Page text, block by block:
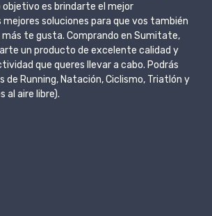
es brindarte el mejor
soluciones para que vos también
más te gusta. Comprando en Sumitate,
un producto de excelente calidad y
que queres llevar a cabo. Podrás
Running, Natación, Ciclismo, Triatlón y
al aire libre).